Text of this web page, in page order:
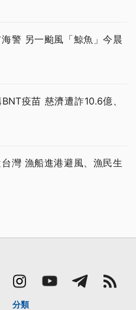
警 另一颱風「鯨魚」今晨
疫苗 慈濟遭詐10.6億、
灣 漁船進港避風、漁民生
分類